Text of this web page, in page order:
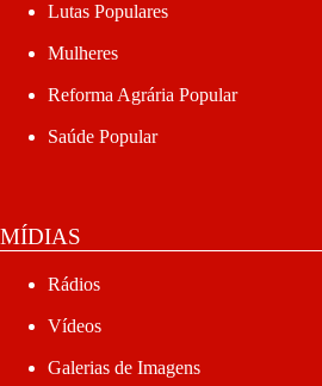
Lutas Populares
Mulheres
Reforma Agrária Popular
Saúde Popular
MÍDIAS
Rádios
Vídeos
Galerias de Imagens